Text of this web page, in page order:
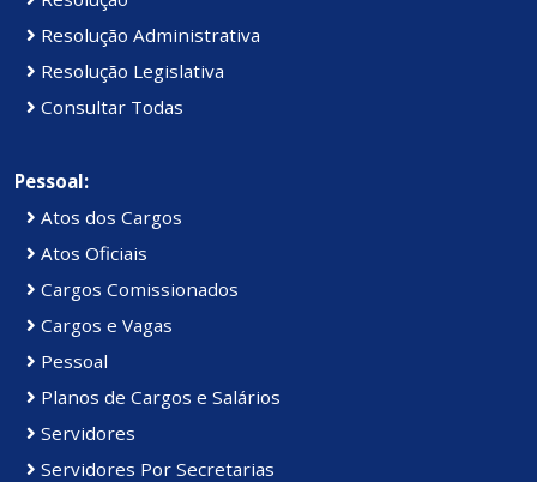
Resolução Administrativa
Resolução Legislativa
Consultar Todas
Pessoal:
Atos dos Cargos
Atos Oficiais
Cargos Comissionados
Cargos e Vagas
Pessoal
Planos de Cargos e Salários
Servidores
Servidores Por Secretarias